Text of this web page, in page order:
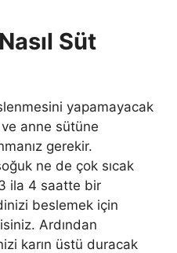
Süt
yapamayacak
anne sütüne
gerekir.
ne de çok sıcak
ila 4 saatte bir
beslemek için
Ardından
karın üstü duracak